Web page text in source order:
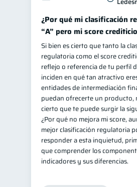
¿Por qué mi clasificación
“A” pero mi score
Si bien es cierto que tanto la
regulatoria como el score
reflejo o referencia de tu perfil
inciden en qué tan atractivo
entidades de intermediación
puedan ofrecerte un producto,
cierto que te puede surgir la
¿Por qué no mejora mi score,
mejor clasificación regulatoria
responder a esta inquietud,
que comprender los
indicadores y sus diferencias.